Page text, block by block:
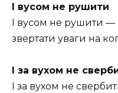
І вусом не рушити
І вусом не рушити —
звертати уваги на
І за вухом не
І за вухом не